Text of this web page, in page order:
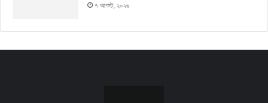
৭ আগস্ট, ২০২৬